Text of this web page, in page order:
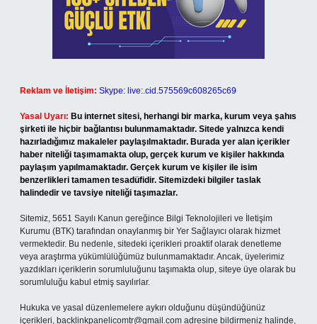
Reklam ve İletişim: Skype: live:.cid.575569c608265c69
Yasal Uyarı: Bu internet sitesi, herhangi bir marka, kurum veya şahıs
şirketi ile hiçbir bağlantısı bulunmamaktadır. Sitede yalnızca kendi
hazırladığımız makaleler paylaşılmaktadır. Burada yer alan içerikler
haber niteliği taşımamakta olup, gerçek kurum ve kişiler hakkında
paylaşım yapılmamaktadır. Gerçek kurum ve kişiler ile isim
benzerlikleri tamamen tesadüfidir. Sitemizdeki bilgiler taslak
halindedir ve tavsiye niteliği taşımazlar.
Sitemiz, 5651 Sayılı Kanun gereğince Bilgi Teknolojileri ve İletişim
Kurumu (BTK) tarafından onaylanmış bir Yer Sağlayıcı olarak hizmet
vermektedir. Bu nedenle, sitedeki içerikleri proaktif olarak denetleme
veya araştırma yükümlülüğümüz bulunmamaktadır. Ancak, üyelerimiz
yazdıkları içeriklerin sorumluluğunu taşımakta olup, siteye üye olarak bu
sorumluluğu kabul etmiş sayılırlar.
Hukuka ve yasal düzenlemelere aykırı olduğunu düşündüğünüz
içerikleri, backlinkpanelicomtr@gmail.com adresine bildirmeniz halinde,